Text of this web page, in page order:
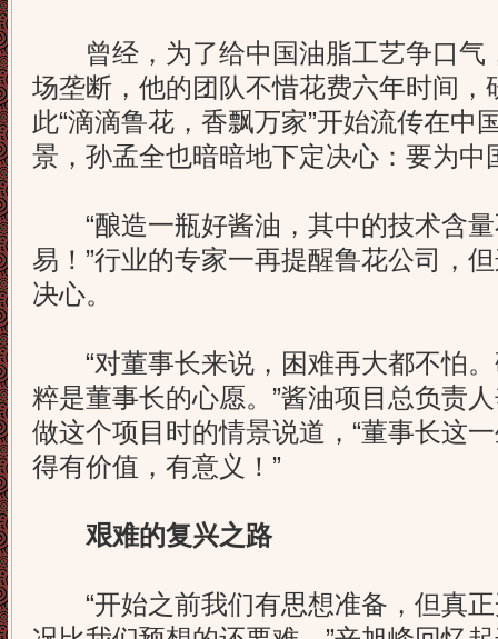
曾经，为了给中国油脂工艺争口气
场垄断，他的团队不惜花费六年时间，
此“滴滴鲁花，香飘万家”开始流传在中
景，孙孟全也暗暗地下定决心：要为中
“酿造一瓶好酱油，其中的技术含量
易！”行业的专家一再提醒鲁花公司，
决心。
“对董事长来说，困难再大都不怕。
粹是董事长的心愿。”酱油项目总负责
做这个项目时的情景说道，“董事长这
得有价值，有意义！”
艰难的复兴之路
“开始之前我们有思想准备，但真正